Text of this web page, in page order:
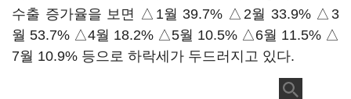
수출 증가율을 보면 △1월 39.7% △2월 33.9% △3
월 53.7% △4월 18.2% △5월 10.5% △6월 11.5% △
7월 10.9% 등으로 하락세가 두드러지고 있다.